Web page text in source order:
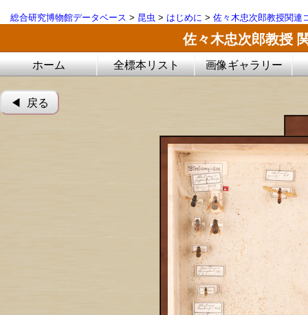
総合研究博物館データベース > 昆虫 > はじめに > 佐々木忠次郎教授関連
佐々木忠次郎教授
ホーム 全標本リスト 画像ギャラリー
◀︎ 戻る